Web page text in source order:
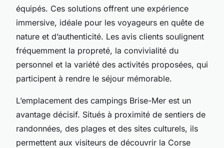
équipés. Ces solutions offrent une expérience
immersive, idéale pour les voyageurs en quête de
nature et d’authenticité. Les avis clients soulignent
fréquemment la propreté, la convivialité du
personnel et la variété des activités proposées, qui
participent à rendre le séjour mémorable.
L’emplacement des campings Brise-Mer est un
avantage décisif. Situés à proximité de sentiers de
randonnées, des plages et des sites culturels, ils
permettent aux visiteurs de découvrir la Corse